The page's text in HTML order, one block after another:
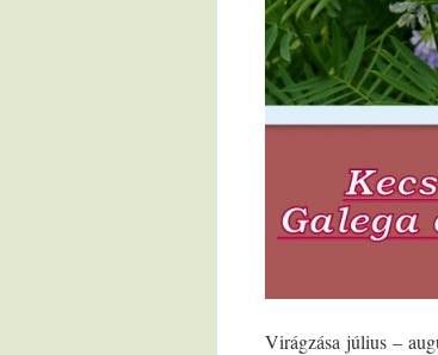
Virágzása július –